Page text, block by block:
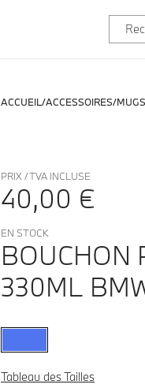
ACCUEIL ACCESSOIRES
PRIX / TVA INCLUSE
40,00 €
EN STOCK
BOUCHON
330ML
Tableau des Tailles